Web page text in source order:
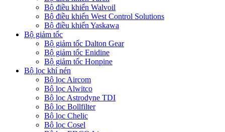
Bộ điều khiển Walvoil
Bộ điều khiển West Control Solutions
Bộ điều khiển Yaskawa
Bộ giảm tốc
Bộ giảm tốc Dalton Gear
Bộ giảm tốc Enidine
Bộ giảm tốc Honpine
Bộ lọc khí nén
Bộ lọc Aircom
Bộ lọc Alwitco
Bộ lọc Astrodyne TDI
Bộ lọc Bollfilter
Bộ lọc Chelic
Bộ lọc Cosel